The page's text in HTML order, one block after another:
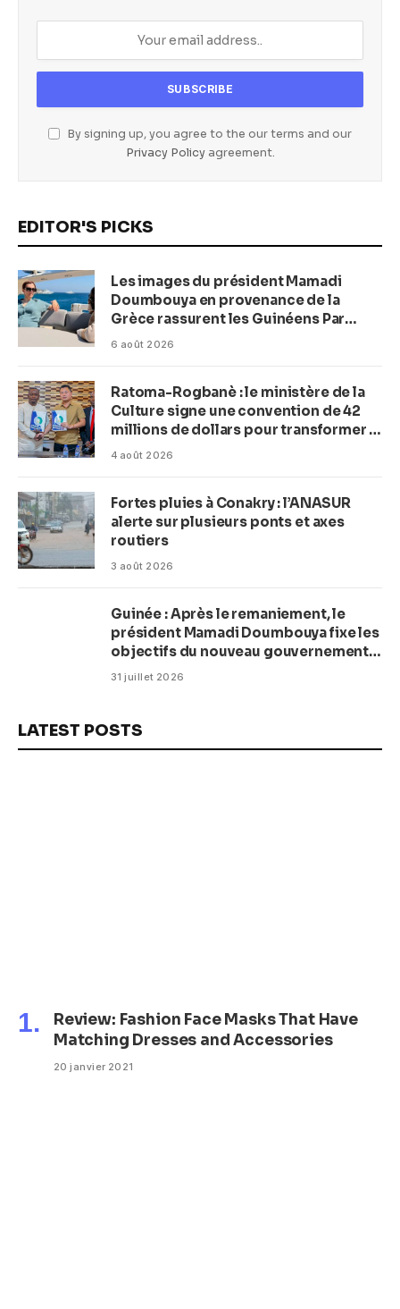
By signing up, you agree to the our terms and our
Privacy Policyagreement.
EDITOR'S PICKS
Les images du président Mamadi
Doumbouya en provenance de la
Grèce rassurent les Guinéens Par
(Macka Baldé)
6 août 2026
Ratoma-Rogbanè : le ministère de la
Culture signe une convention de 42
millions de dollars pour transformer la
plage en complexe balnéaire
4 août 2026
Fortes pluies à Conakry : l’ANASUR
alerte sur plusieurs ponts et axes
routiers
3 août 2026
Guinée : Après le remaniement, le
président Mamadi Doumbouya fixe les
objectifs du nouveau gouvernement
(CM)
31 juillet 2026
LATEST POSTS
Review: Fashion Face Masks That Have
Matching Dresses and Accessories
20 janvier 2021